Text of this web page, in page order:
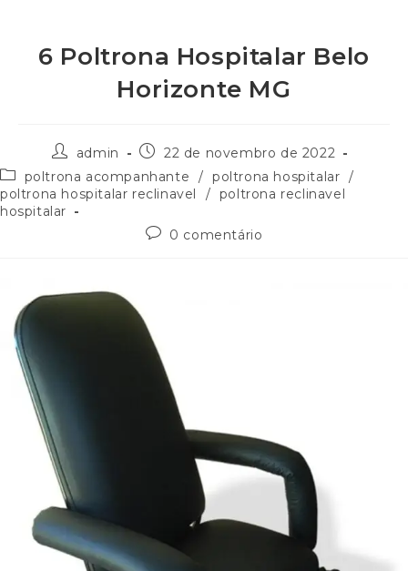
6 Poltrona Hospitalar Belo
Horizonte MG
admin
22 de novembro de 2022
poltrona acompanhante
/ poltrona hospitalar /
poltrona hospitalar reclinavel
/ poltrona reclinavel
hospitalar
0 comentário